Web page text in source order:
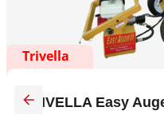
Trivella
TRIVELLA Easy